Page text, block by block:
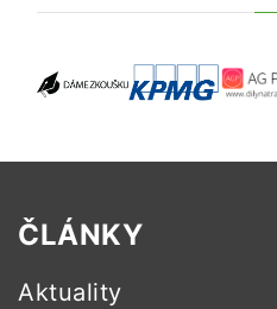
ČLÁNKY
Aktuality